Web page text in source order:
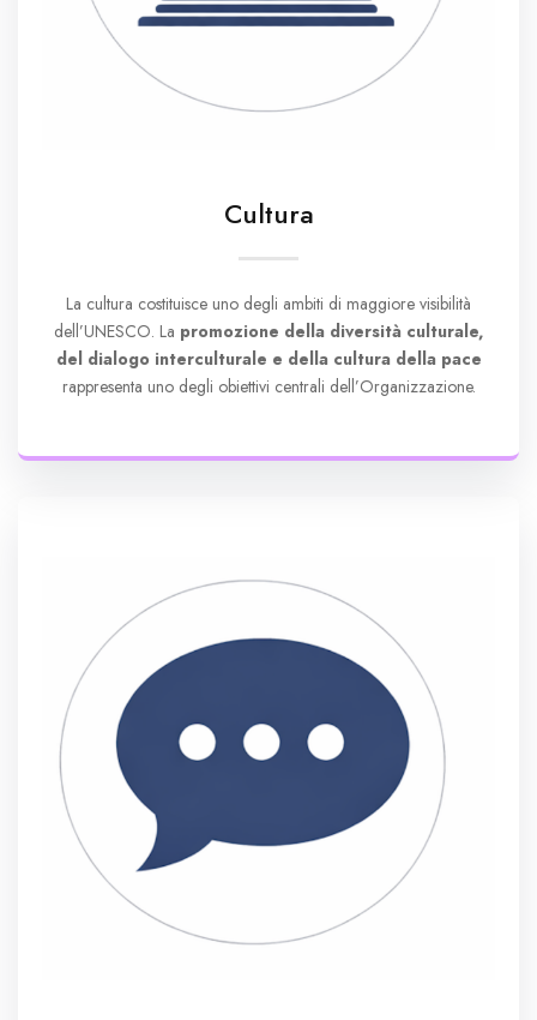
Cultura
La cultura costituisce uno degli ambiti di maggiore visibilità
dell’UNESCO. La promozione della diversità culturale,
del dialogo interculturale e della cultura della pace
rappresenta uno degli obiettivi centrali dell’Organizzazione.